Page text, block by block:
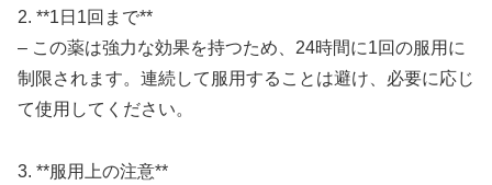
2. **1日1回まで**
– この薬は強力な効果を持つため、24時間に1回の服用に
制限されます。連続して服用することは避け、必要に応じ
て使用してください。
3. **服用上の注意**